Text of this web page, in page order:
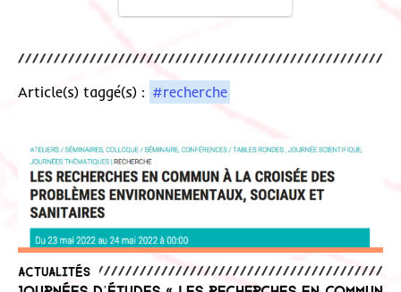
Article(s) taggé(s) : #recherche
Actualités